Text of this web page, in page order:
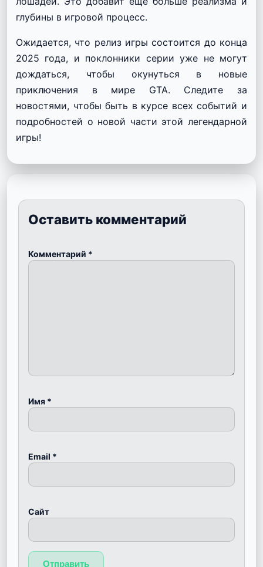
глубины в игровой процесс.
Ожидается, что релиз игры состоится до конца
2025 года, и поклонники серии уже не могут
дождаться, чтобы окунуться в новые
приключения в мире GTA. Следите за
новостями, чтобы быть в курсе всех событий и
подробностей о новой части этой легендарной
игры!
Оставить комментарий
Комментарий *
Имя *
Email *
Сайт